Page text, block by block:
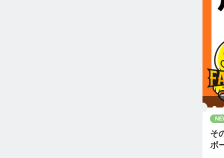
そ
ボ